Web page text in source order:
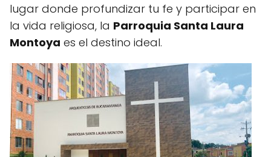
lugar donde profundizar tu fe y participar en
la vida religiosa, la Parroquia Santa Laura
Montoya es el destino ideal.